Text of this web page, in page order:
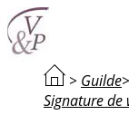
> Guilde>
Signature de